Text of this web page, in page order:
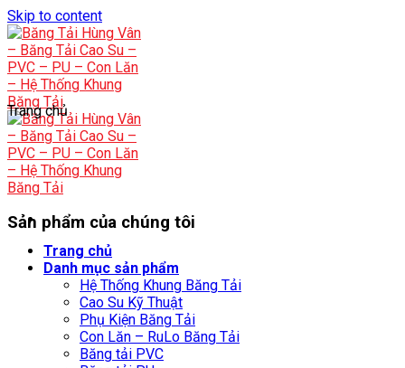
Skip to content
Trang chủ
Danh mục sản phẩm
Hệ Thống Khung Băng Tải
Cao Su Kỹ Thuật
Phụ Kiện Băng Tải
Con Lăn – RuLo Băng Tải
Băng tải PVC
Trang chủ
Sản phẩm của chúng tôi